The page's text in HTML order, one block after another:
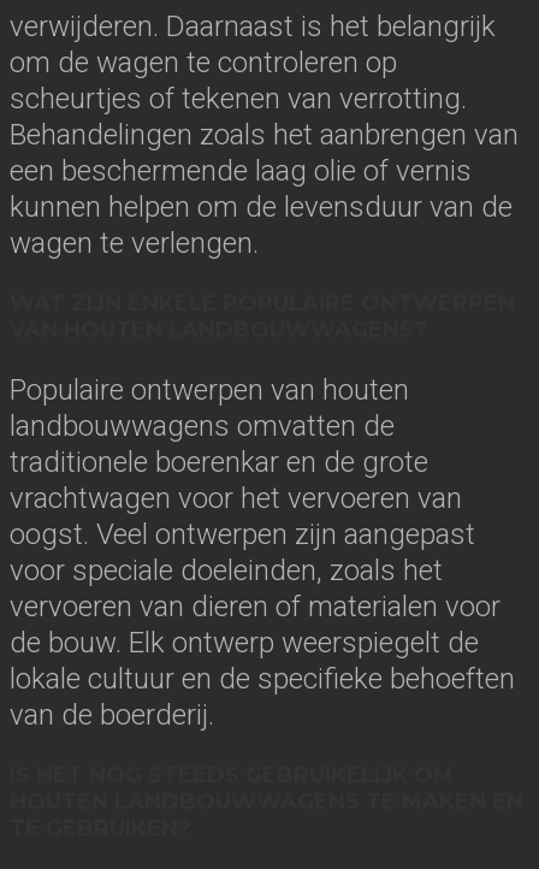
verwijderen. Daarnaast is het belangrijk
om de wagen te controleren op
scheurtjes of tekenen van verrotting.
Behandelingen zoals het aanbrengen van
een beschermende laag olie of vernis
kunnen helpen om de levensduur van de
wagen te verlengen.
Populaire ontwerpen van houten
landbouwwagens omvatten de
traditionele boerenkar en de grote
vrachtwagen voor het vervoeren van
oogst. Veel ontwerpen zijn aangepast
voor speciale doeleinden, zoals het
vervoeren van dieren of materialen voor
de bouw. Elk ontwerp weerspiegelt de
lokale cultuur en de specifieke behoeften
van de boerderij.